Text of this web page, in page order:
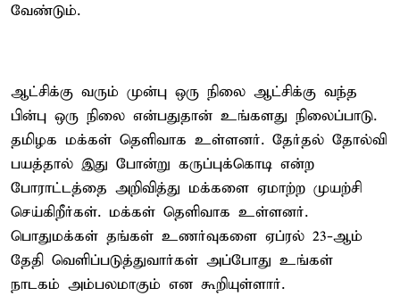
வேண்டும்.
ஆட்சிக்கு வரும் முன்பு ஒரு நிலை ஆட்சிக்கு வந்த
பின்பு ஒரு நிலை என்பதுதான் உங்களது நிலைப்பாடு.
தமிழக மக்கள் தெளிவாக உள்ளனர். தேர்தல் தோல்வி
பயத்தால் இது போன்று கருப்புக்கொடி என்ற
போராட்டத்தை அறிவித்து மக்களை ஏமாற்ற முயற்சி
செய்கிறீர்கள். மக்கள் தெளிவாக உள்ளனர்.
பொதுமக்கள் தங்கள் உணர்வுகளை ஏப்ரல் 23-ஆம்
தேதி வெளிப்படுத்துவார்கள் அப்போது உங்கள்
நாடகம் அம்பலமாகும் என கூறியுள்ளார்.